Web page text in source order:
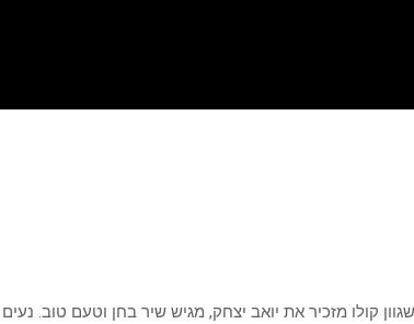
קולו מזכיר את יואב יצחק, מגיש שיר בחן וטעם טוב. נעים